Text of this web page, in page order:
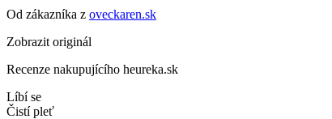
Od zákazníka z oveckaren.sk
Zobrazit originál
Recenze nakupujícího heureka.sk
Líbí se
Čistí pleť